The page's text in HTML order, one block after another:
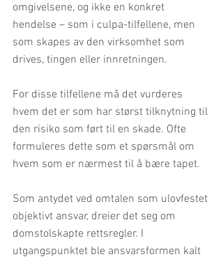
omgivelsene, og ikke en konkret
hendelse – som i culpa-tilfellene, men
som skapes av den virksomhet som
drives, tingen eller innretningen.
For disse tilfellene må det vurderes
hvem det er som har størst tilknytning til
den risiko som ført til en skade. Ofte
formuleres dette som et spørsmål om
hvem som er nærmest til å bære tapet.
Som antydet ved omtalen som ulovfestet
objektivt ansvar, dreier det seg om
domstolskapte rettsregler. I
utgangspunktet ble ansvarsformen kalt